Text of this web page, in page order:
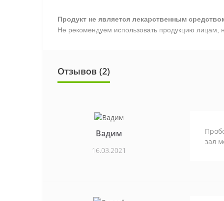
Продукт не является лекарственным
Не рекомендуем использовать продукцию лицам,
Отзывов (2)
Вадим
16.03.2021
зал